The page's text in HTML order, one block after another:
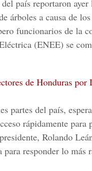
país reportaron
árboles a causa de
funcionarios de la
(ENEE) se
de Honduras por
partes del país,
rápidamente para
Rolando
para responder lo más